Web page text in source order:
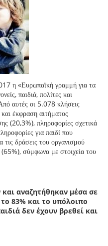
η «Ευρωπαϊκή γραμμή για τα
παιδιά, πολίτες και
αυτές οι 5.078 κλήσεις
έκφραση αιτήματος
(20,3%), πληροφορίες σχετικά
για παιδί που
τις δράσεις του οργανισμού
(65%), σύμφωνα με στοιχεία του
αναζητήθηκαν μέσα σε
83% και το υπόλοιπο
δεν έχουν βρεθεί και